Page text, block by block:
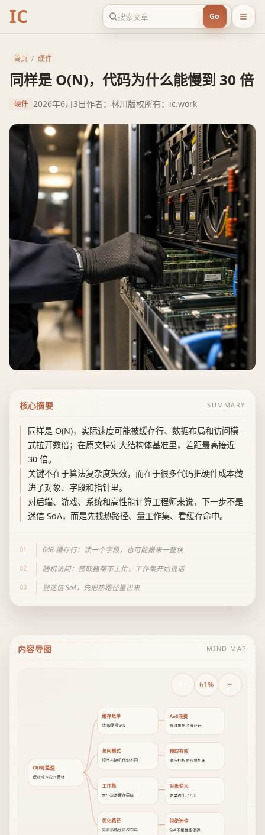
IC Go
首页 / 硬件
同样是 O(N)，代码为什么能慢到 30 倍
硬件 2026年6月3日作者：林川版权所有：ic.work
核心摘要 SUMMARY
同样是 O(N)，实际速度可能被缓存行、数据布局和访问模
式拉开数倍；在原文特定大结构体基准里，差距最高接近
30 倍。
关键不在于算法复杂度失效，而在于很多代码把硬件成本藏
进了对象、字段和指针里。
对后端、游戏、系统和高性能计算工程师来说，下一步不是
迷信 SoA，而是先找热路径、量工作集、看缓存命中。
01 64B 缓存行：读一个字段，也可能搬来一整块
02 随机访问：预取器帮不上忙，工作集开始说话
03 别迷信 SoA，先把热路径量出来
内容导图 MIND MAP
- 61% +
O(N)差速
缓存成本拉开吞吐
缓存账单
读1B常搬64B
AoS浪费
整对象挤占缓存行
访问模式
顺序与随机代价不同
预取有效
顺序扫描更容易加速
工作集
大小决定缓存层级
对象变大
更早跌出L1/L2
优化路径
先测热路径再改布局
拒绝迷信
SoA不是性能银弹